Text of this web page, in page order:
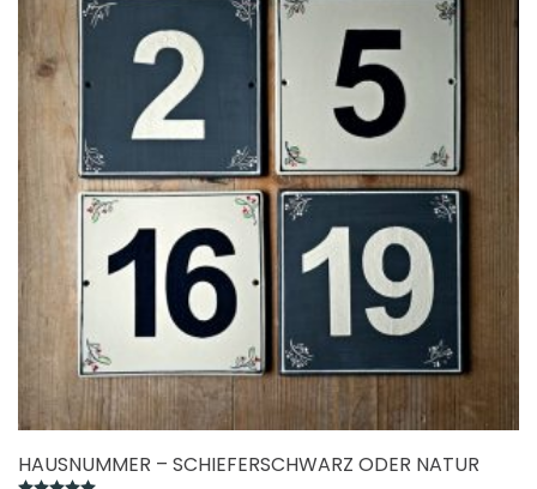
HAUSNUMMER – SCHIEFERSCHWARZ ODER NATUR